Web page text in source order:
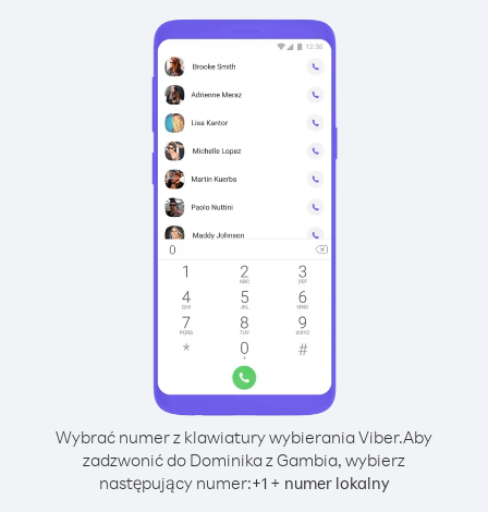
Wybrać numer z klawiatury wybierania Viber.Aby
zadzwonić do Dominika z Gambia, wybierz
następujący numer:+1+ numer lokalny